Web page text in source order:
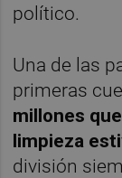
político.
Una de las
primeras
millones
limpieza
división